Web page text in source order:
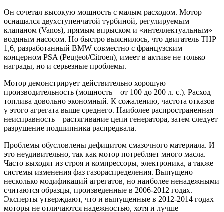
Он сочетал высокую мощность с малым расходом. Мотор
оснащался двухступенчатой турбиной, регулируемым
клапаном (Vanos), прямым впрыском и «интеллектуальным»
водяным насосом. Но быстро выяснилось, что двигатель THP
1,6, разработанный BMW совместно с французским
концерном PSA (Peugeot/Citroen), имеет в активе не только
награды, но и серьезные проблемы.
Мотор демонстрирует действительно хорошую
производительность (мощность – от 100 до 200 л. с.). Расход
топлива довольно экономный. К сожалению, частота отказов
у этого агрегата выше среднего. Наиболее распространенная
неисправность – растягивание цепи генератора, затем следует
разрушение подшипника распредвала.
Проблемы обусловлены дефицитом смазочного материала. И
это неудивительно, так как мотор потребляет много масла.
Часто выходят из строя и компрессоры, электроника, а также
системы изменения фаз газораспределения. Выпущено
несколько модификаций агрегатов, но наиболее ненадежными
считаются образцы, произведенные в 2006-2012 годах.
Эксперты утверждают, что и выпущенные в 2012-2014 годах
моторы не отличаются надежностью, хотя и лучше